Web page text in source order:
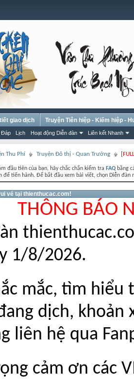
Đáp Lịch Hoạt động Diễn đàn Liên kết Nhanh
giao dịch
Truyện Tiên hiệp - Kiếm hiệp -
Thu Phí Truyện Đô thị - Quan Trường [FULL
đầu tiên của bạn, hãy chắc chắn kiểm tra FAQ bằng
để tiến hành. Để bắt đầu xem bài viết, chọn Diễn
vẻ tại thienthucac.com!
THÔNG BÁO
1/8/2026.
mắc, tìm hiểu
dịch, khoản
liên hệ qua
cảm ơn các